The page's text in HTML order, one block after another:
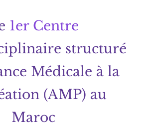
1er Centre
structuré
Médicale à la
(AMP) au
Maroc